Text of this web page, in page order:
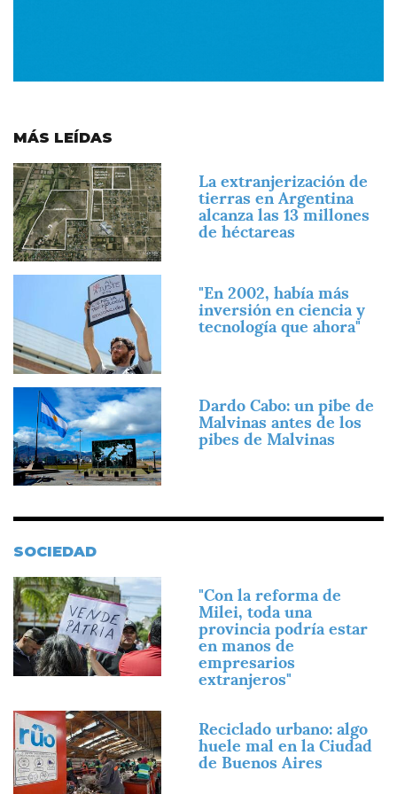
MÁS LEÍDAS
Imagen
La extranjerización de
tierras en Argentina
alcanza las 13 millones
de héctareas
"En 2002, había más
inversión en ciencia y
tecnología que ahora"
Imagen
Dardo Cabo: un pibe de
Malvinas antes de los
pibes de Malvinas
SOCIEDAD
Imagen
"Con la reforma de
Milei, toda una
provincia podría estar
en manos de
empresarios
extranjeros"
Imagen
Reciclado urbano: algo
huele mal en la Ciudad
de Buenos Aires